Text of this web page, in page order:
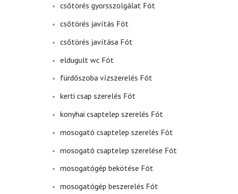
csőtörés gyorsszolgálat Fót
csőtörés javítás Fót
csőtörés javítása Fót
eldugult wc Fót
fürdőszoba vízszerelés Fót
kerti csap szerelés Fót
konyhai csaptelep szerelés Fót
mosogató csaptelep szerelés Fót
mosogató csaptelep szerelése Fót
mosogatógép bekötése Fót
mosogatógép beszerelés Fót